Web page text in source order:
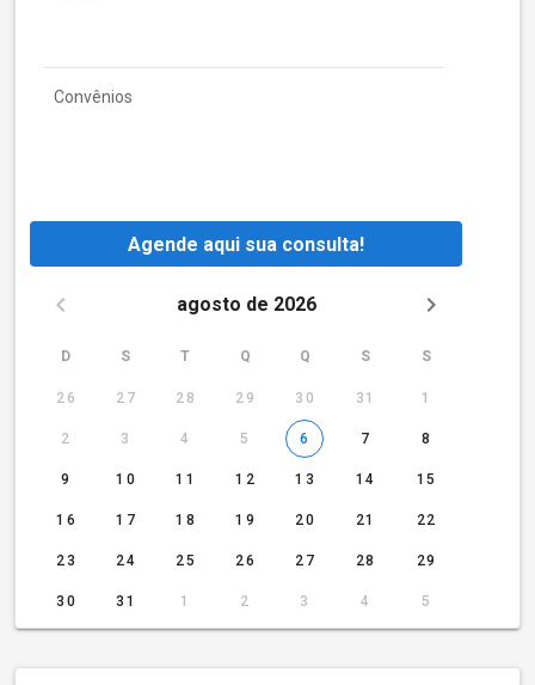
Convênios
Agende aqui sua consulta!
agosto de 2026
D S T Q Q S S
26 27 28 29 30 31 1
2 3 4 5 6 7 8
9 10 11 12 13 14 15
16 17 18 19 20 21 22
23 24 25 26 27 28 29
30 31 1 2 3 4 5